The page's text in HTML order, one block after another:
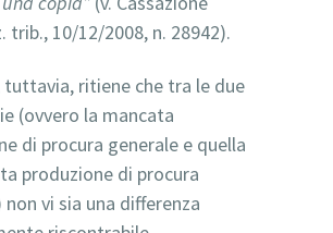
trib., 10/12/2008, n. 28942).
tuttavia, ritiene che tra le due
(ovvero la mancata
di procura generale e quella
produzione di procura
non vi sia una differenza